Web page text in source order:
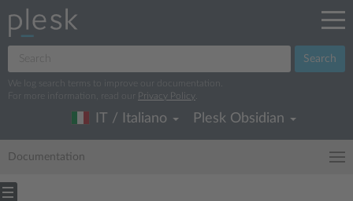
Search
We log search terms to improve our documentation.
For more information, read our
Privacy Policy
IT / Italiano Plesk Obsidian
Documentation